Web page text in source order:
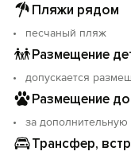
Пляжи рядом
песчаный пляж
Размещение
допускается
Размещение
за дополнительную
Трансфер,